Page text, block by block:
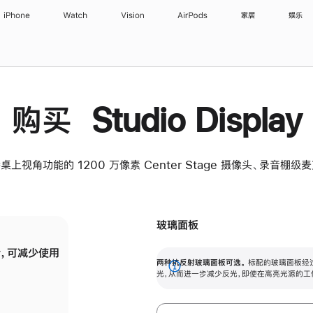
iPhone Watch Vision AirPods 家居 娱乐
购买 Studio Display
上视角功能的 1200 万像素 Center Stage 摄像头、录音棚级麦
可减少使用
有高亮光源的场所使用，也能保持出色画质。
玻璃面板
两种抗反射玻璃面板可选。 标配的玻璃面板经
光，从而进一步减少反光，即使在高亮光源的
展